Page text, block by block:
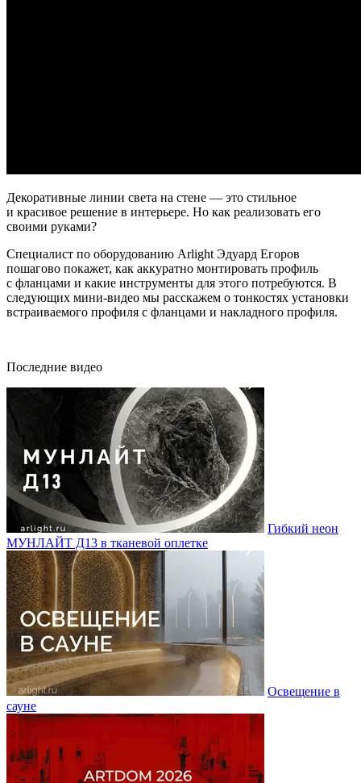
Декоративные линии света на стене — это стильное
и красивое решение в интерьере. Но как реализовать его
своими руками?
Специалист по оборудованию Arlight Эдуард Егоров
пошагово покажет, как аккуратно монтировать профиль
с фланцами и какие инструменты для этого потребуются. В
следующих мини-видео мы расскажем о тонкостях установки
встраиваемого профиля с фланцами и накладного профиля.
Последние видео
Гибкий неон
МУНЛАЙТ Д13 в тканевой оплетке
Освещение в
сауне